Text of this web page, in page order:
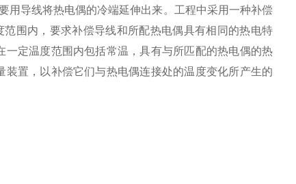
用导线将热电偶的冷端延伸出来。工程中采用一种补偿
围内，要求补偿导线和所配热电偶具有相同的热电特
定温度范围内包括常温，具有与所匹配的热电偶的热
置，以补偿它们与热电偶连接处的温度变化所产生的